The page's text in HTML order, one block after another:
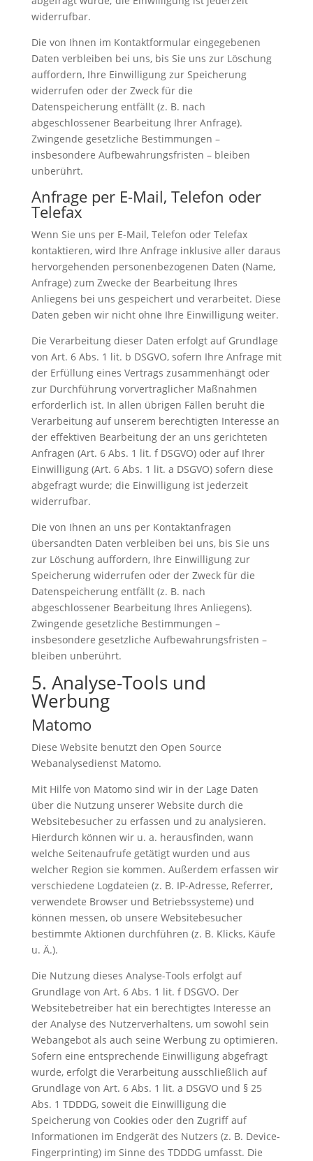
widerrufbar.
Die von Ihnen im Kontaktformular eingegebenen
Daten verbleiben bei uns, bis Sie uns zur Löschung
auffordern, Ihre Einwilligung zur Speicherung
widerrufen oder der Zweck für die
Datenspeicherung entfällt (z. B. nach
abgeschlossener Bearbeitung Ihrer Anfrage).
Zwingende gesetzliche Bestimmungen –
insbesondere Aufbewahrungsfristen – bleiben
unberührt.
Anfrage per E-Mail, Telefon oder
Telefax
Wenn Sie uns per E-Mail, Telefon oder Telefax
kontaktieren, wird Ihre Anfrage inklusive aller daraus
hervorgehenden personenbezogenen Daten (Name,
Anfrage) zum Zwecke der Bearbeitung Ihres
Anliegens bei uns gespeichert und verarbeitet. Diese
Daten geben wir nicht ohne Ihre Einwilligung weiter.
Die Verarbeitung dieser Daten erfolgt auf Grundlage
von Art. 6 Abs. 1 lit. b DSGVO, sofern Ihre Anfrage mit
der Erfüllung eines Vertrags zusammenhängt oder
zur Durchführung vorvertraglicher Maßnahmen
erforderlich ist. In allen übrigen Fällen beruht die
Verarbeitung auf unserem berechtigten Interesse an
der effektiven Bearbeitung der an uns gerichteten
Anfragen (Art. 6 Abs. 1 lit. f DSGVO) oder auf Ihrer
Einwilligung (Art. 6 Abs. 1 lit. a DSGVO) sofern diese
abgefragt wurde; die Einwilligung ist jederzeit
widerrufbar.
Die von Ihnen an uns per Kontaktanfragen
übersandten Daten verbleiben bei uns, bis Sie uns
zur Löschung auffordern, Ihre Einwilligung zur
Speicherung widerrufen oder der Zweck für die
Datenspeicherung entfällt (z. B. nach
abgeschlossener Bearbeitung Ihres Anliegens).
Zwingende gesetzliche Bestimmungen –
insbesondere gesetzliche Aufbewahrungsfristen –
bleiben unberührt.
5. Analyse-Tools und
Werbung
Matomo
Diese Website benutzt den Open Source
Webanalysedienst Matomo.
Mit Hilfe von Matomo sind wir in der Lage Daten
über die Nutzung unserer Website durch die
Websitebesucher zu erfassen und zu analysieren.
Hierdurch können wir u. a. herausfinden, wann
welche Seitenaufrufe getätigt wurden und aus
welcher Region sie kommen. Außerdem erfassen wir
verschiedene Logdateien (z. B. IP-Adresse, Referrer,
verwendete Browser und Betriebssysteme) und
können messen, ob unsere Websitebesucher
bestimmte Aktionen durchführen (z. B. Klicks, Käufe
u. Ä.).
Die Nutzung dieses Analyse-Tools erfolgt auf
Grundlage von Art. 6 Abs. 1 lit. f DSGVO. Der
Websitebetreiber hat ein berechtigtes Interesse an
der Analyse des Nutzerverhaltens, um sowohl sein
Webangebot als auch seine Werbung zu optimieren.
Sofern eine entsprechende Einwilligung abgefragt
wurde, erfolgt die Verarbeitung ausschließlich auf
Grundlage von Art. 6 Abs. 1 lit. a DSGVO und § 25
Abs. 1 TDDDG, soweit die Einwilligung die
Speicherung von Cookies oder den Zugriff auf
Informationen im Endgerät des Nutzers (z. B. Device-
Fingerprinting) im Sinne des TDDDG umfasst. Die